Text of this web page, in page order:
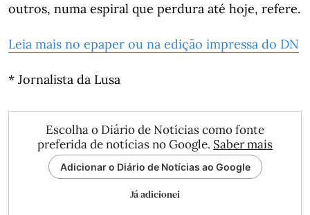
outros, numa espiral que perdura até hoje, refere.
Leia mais no epaper ou na edição impressa do DN
* Jornalista da Lusa
Escolha o Diário de Notícias como fonte
preferida de notícias no Google. Saber mais
Adicionar o Diário de Notícias ao Google
Já adicionei